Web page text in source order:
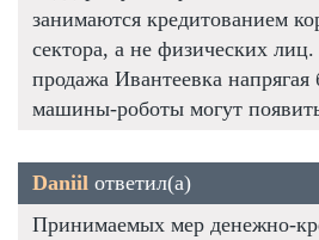
занимаются кредитованием
сектора, а не физических
продажа Ивантеевка напрягая
машины-роботы могут
Daniil ответил(а)
Принимаемых мер денежно-